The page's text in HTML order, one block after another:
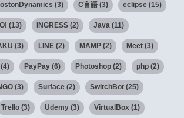
(3) C言語(3) eclipse(15)
(13) INGRESS(2) Java(11)
(3) LINE(2) MAMP(2) Meet(3)
PayPay(6) Photoshop(2) php(2)
(3) Surface(2) SwitchBot(25)
Trello(3) Udemy(3) VirtualBox(1)